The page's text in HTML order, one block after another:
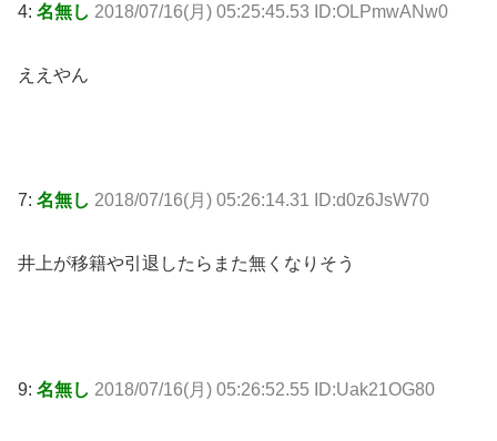
4: 名無し 2018/07/16(月) 05:25:45.53 ID:OLPmwANw0
ええやん
7: 名無し 2018/07/16(月) 05:26:14.31 ID:d0z6JsW70
井上が移籍や引退したらまた無くなりそう
9: 名無し 2018/07/16(月) 05:26:52.55 ID:Uak21OG80